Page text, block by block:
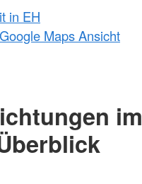
in EH
Maps Ansicht
im